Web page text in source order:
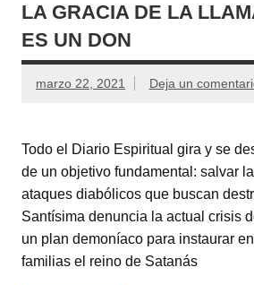
LA GRACIA DE LA
ES UN DON
marzo 22, 2021 Deja un
Todo el Diario Espiritual gira y se
de un objetivo fundamental: salvar
ataques diabólicos que buscan
Santísima denuncia la actual crisis
un plan demoníaco para instaurar
familias el reino de Satanás